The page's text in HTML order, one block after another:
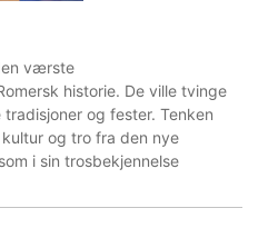
værste
historie. De ville tvinge
og fester. Tenken
og tro fra den nye
i sin trosbekjennelse